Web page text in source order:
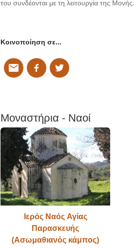
του συνδέονται με τη λειτουργία της Μονής.
Κοινοποίηση σε…
Μοναστήρια - Ναοί
Ιερός Ναός Αγίας
Παρασκευής
(Ασωμαθιανός κάμπος)